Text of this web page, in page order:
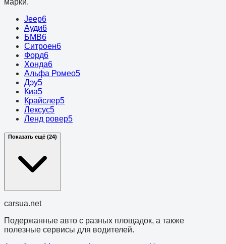
марки.
Jeep6
Ауди6
БМВ6
Ситроен6
Форд6
Хонда6
Альфа Ромео5
Дэу5
Киа5
Крайслер5
Лексус5
Ленд ровер5
Показать ещё (24)
carsua.net
Подержанные авто с разных площадок, а также
полезные сервисы для водителей.